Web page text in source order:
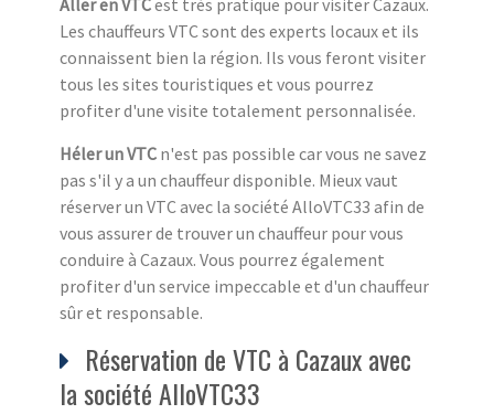
Les chauffeurs VTC sont des experts locaux et ils
connaissent bien la région. Ils vous feront visiter
tous les sites touristiques et vous pourrez
profiter d'une visite totalement personnalisée.
Héler un VTC n'est pas possible car vous ne savez
pas s'il y a un chauffeur disponible. Mieux vaut
réserver un VTC avec la société AlloVTC33 afin de
vous assurer de trouver un chauffeur pour vous
conduire à Cazaux. Vous pourrez également
profiter d'un service impeccable et d'un chauffeur
sûr et responsable.
Réservation de VTC à Cazaux avec
la société AlloVTC33